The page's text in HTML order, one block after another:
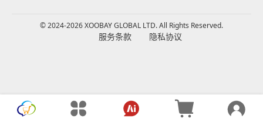
© 2024-2026 XOOBAY GLOBAL LTD. All Rights Reserved.
服务条款 隐私协议